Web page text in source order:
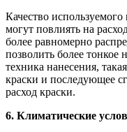
Качество
могут повлиять на
более равномерно
позволить более тонкое
техника нанесения,
краски и последующее
расход краски.
6. Климатические